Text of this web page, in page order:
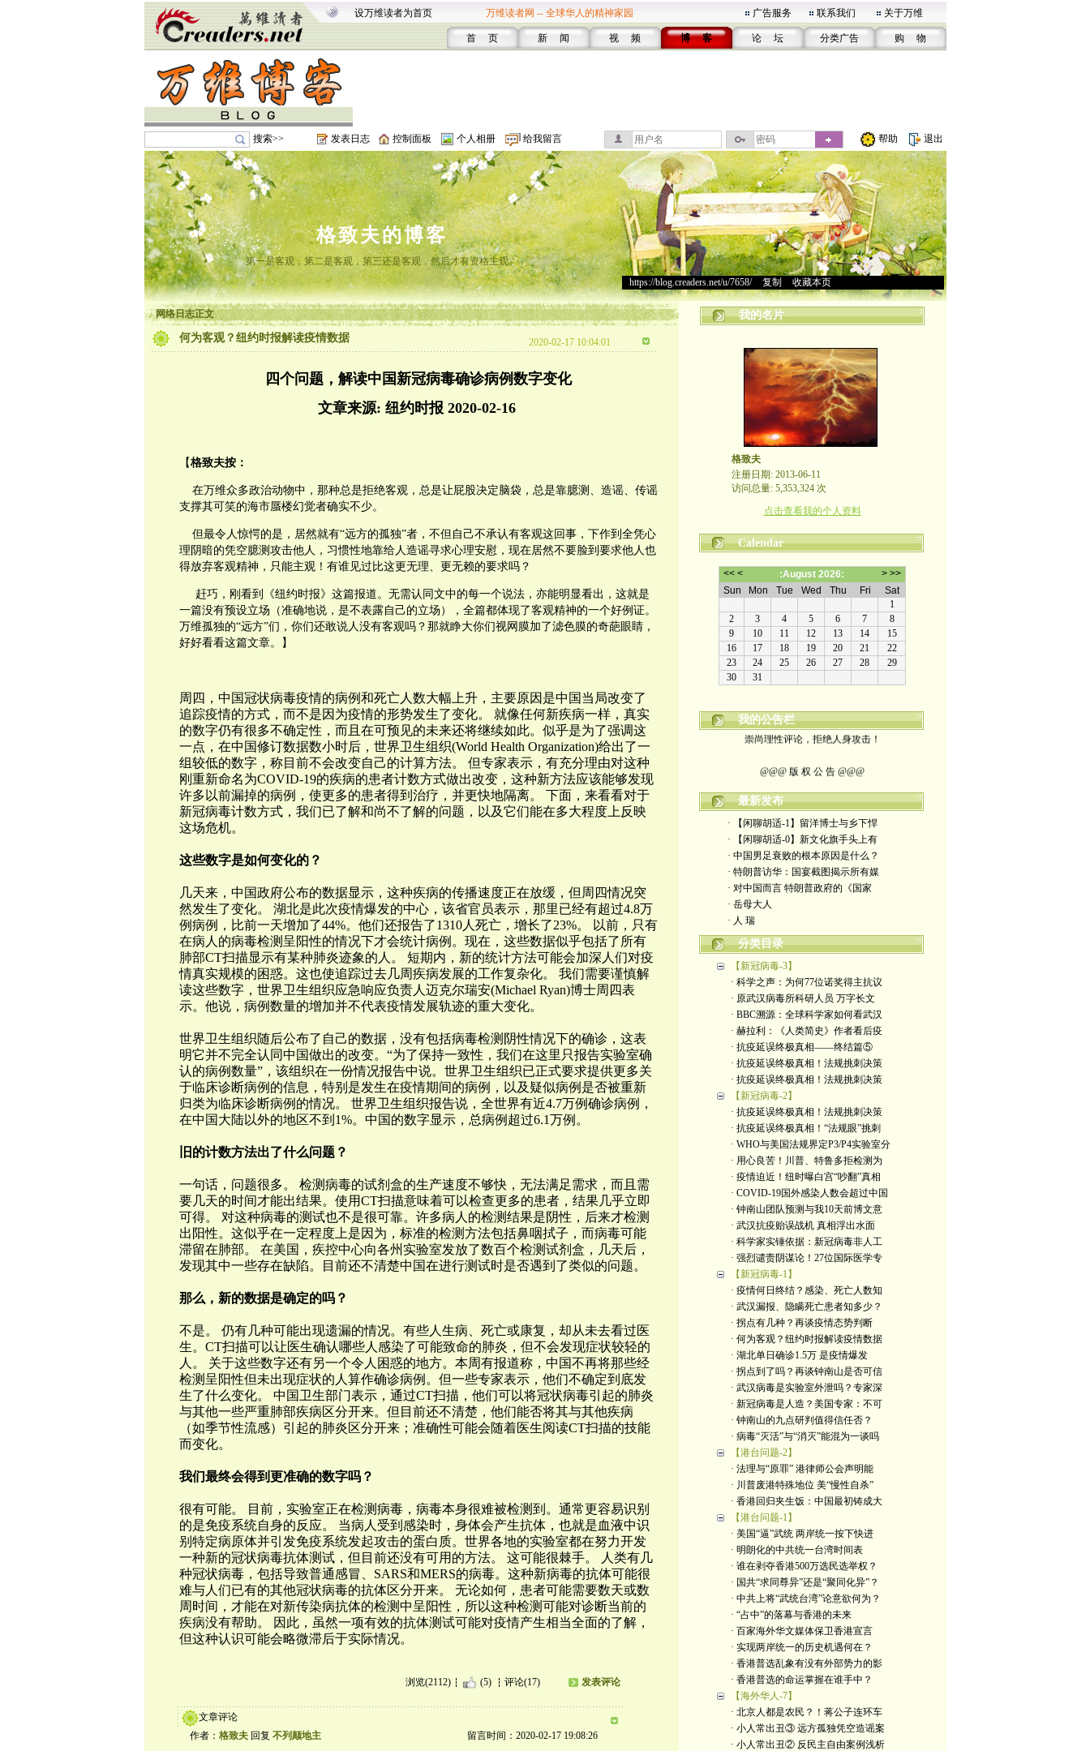
设万维读者为首页 万维读者网 -- 全球华人的精神家园 广告服务 联系我们 关于万维
首 页 新 闻 视 频 博 客 论 坛 分类广告 购 物
搜索>> 发表日志 控制面板 个人相册 给我留言 帮助 退出
格致夫的博客
第一是客观，第二是客观，第三还是客观，然后才有资格主观。
https://blog.creaders.net/u/7658/> 复制 收藏本页
网络日志正文
何为客观？纽约时报解读疫情数据 2020-02-17 10:04:01
四个问题，解读中国新冠病毒确诊病例数字变化
文章来源: 纽约时报 2020-02-16
【格致夫按：
在万维众多政治动物中，那种总是拒绝客观，总是让屁股决定脑袋，总是靠臆测、造谣、传谣
支撑其可笑的海市蜃楼幻觉者确实不少。
但最令人惊愕的是，居然就有“远方的孤独”者，不但自己不承认有客观这回事，下作到全凭心
理阴暗的凭空臆测攻击他人，习惯性地靠给人造谣寻求心理安慰，现在居然不要脸到要求他人也
得放弃客观精神，只能主观！有谁见过比这更无理、更无赖的要求吗？
赶巧，刚看到《纽约时报》这篇报道。无需认同文中的每一个说法，亦能明显看出，这就是
一篇没有预设立场（准确地说，是不表露自己的立场），全篇都体现了客观精神的一个好例证。
万维孤独的“远方”们，你们还敢说人没有客观吗？那就睁大你们视网膜加了滤色膜的奇葩眼睛，
好好看看这篇文章。】
周四，中国冠状病毒疫情的病例和死亡人数大幅上升，主要原因是中国当局改变了
追踪疫情的方式，而不是因为疫情的形势发生了变化。 就像任何新疾病一样，真实
的数字仍有很多不确定性，而且在可预见的未来还将继续如此。似乎是为了强调这
一点，在中国修订数据数小时后，世界卫生组织(World Health Organization)给出了一
组较低的数字，称目前不会改变自己的计算方法。 但专家表示，有充分理由对这种
刚重新命名为COVID-19的疾病的患者计数方式做出改变，这种新方法应该能够发现
许多以前漏掉的病例，使更多的患者得到治疗，并更快地隔离。 下面，来看看对于
新冠病毒计数方式，我们已了解和尚不了解的问题，以及它们能在多大程度上反映
这场危机。
这些数字是如何变化的？
几天来，中国政府公布的数据显示，这种疾病的传播速度正在放缓，但周四情况突
然发生了变化。 湖北是此次疫情爆发的中心，该省官员表示，那里已经有超过4.8万
例病例，比前一天增加了44%。他们还报告了1310人死亡，增长了23%。 以前，只有
在病人的病毒检测呈阳性的情况下才会统计病例。现在，这些数据似乎包括了所有
肺部CT扫描显示有某种肺炎迹象的人。 短期内，新的统计方法可能会加深人们对疫
情真实规模的困惑。这也使追踪过去几周疾病发展的工作复杂化。 我们需要谨慎解
读这些数字，世界卫生组织应急响应负责人迈克尔瑞安(Michael Ryan)博士周四表
示。他说，病例数量的增加并不代表疫情发展轨迹的重大变化。
世界卫生组织随后公布了自己的数据，没有包括病毒检测阴性情况下的确诊，这表
明它并不完全认同中国做出的改变。“为了保持一致性，我们在这里只报告实验室确
认的病例数量”，该组织在一份情况报告中说。世界卫生组织已正式要求提供更多关
于临床诊断病例的信息，特别是发生在疫情期间的病例，以及疑似病例是否被重新
归类为临床诊断病例的情况。 世界卫生组织报告说，全世界有近4.7万例确诊病例，
在中国大陆以外的地区不到1%。中国的数字显示，总病例超过6.1万例。
旧的计数方法出了什么问题？
一句话，问题很多。 检测病毒的试剂盒的生产速度不够快，无法满足需求，而且需
要几天的时间才能出结果。使用CT扫描意味着可以检查更多的患者，结果几乎立即
可得。 对这种病毒的测试也不是很可靠。许多病人的检测结果是阴性，后来才检测
出阳性。这似乎在一定程度上是因为，标准的检测方法包括鼻咽拭子，而病毒可能
滞留在肺部。 在美国，疾控中心向各州实验室发放了数百个检测试剂盒，几天后，
发现其中一些存在缺陷。目前还不清楚中国在进行测试时是否遇到了类似的问题。
那么，新的数据是确定的吗？
不是。 仍有几种可能出现遗漏的情况。有些人生病、死亡或康复，却从未去看过医
生。CT扫描可以让医生确认哪些人感染了可能致命的肺炎，但不会发现症状较轻的
人。 关于这些数字还有另一个令人困惑的地方。本周有报道称，中国不再将那些经
检测呈阳性但未出现症状的人算作确诊病例。但一些专家表示，他们不确定到底发
生了什么变化。 中国卫生部门表示，通过CT扫描，他们可以将冠状病毒引起的肺炎
与其他一些严重肺部疾病区分开来。但目前还不清楚，他们能否将其与其他疾病
（如季节性流感）引起的肺炎区分开来；准确性可能会随着医生阅读CT扫描的技能
而变化。
我们最终会得到更准确的数字吗？
很有可能。 目前，实验室正在检测病毒，病毒本身很难被检测到。通常更容易识别
的是免疫系统自身的反应。 当病人受到感染时，身体会产生抗体，也就是血液中识
别特定病原体并引发免疫系统发起攻击的蛋白质。世界各地的实验室都在努力开发
一种新的冠状病毒抗体测试，但目前还没有可用的方法。 这可能很棘手。 人类有几
种冠状病毒，包括导致普通感冒、SARS和MERS的病毒。这种新病毒的抗体可能很
难与人们已有的其他冠状病毒的抗体区分开来。 无论如何，患者可能需要数天或数
周时间，才能在对新传染病抗体的检测中呈阳性，所以这种检测可能对诊断当前的
疾病没有帮助。 因此，虽然一项有效的抗体测试可能对疫情产生相当全面的了解，
但这种认识可能会略微滞后于实际情况。
浏览(2112) (5) 评论(17) 发表评论
文章评论
作者： 格致夫回复 不列颠地主 留言时间：2020-02-17 19:08:26
我的名片
格致夫
注册日期: 2013-06-11
访问总量: 5,353,324 次
点击查看我的个人资料
Calendar
我的公告栏
崇尚理性评论，拒绝人身攻击！
本博客所发布文章，
除特别注明者外，均为原创。
转载或制作视频，
须注明如下版权信息：
作者（格致夫）和出处（万维链接）
最新发布
· 【闲聊胡适-1】留洋博士与乡下悍
· 【闲聊胡适-0】新文化旗手头上有
· 中国男足衰败的根本原因是什么？
· 特朗普访华：国宴截图揭示所有媒
· 对中国而言 特朗普政府的《国家
· 岳母大人
· 人 瑞
分类目录
【新冠病毒-3】
· 科学之声：为何77位诺奖得主抗议
· 原武汉病毒所科研人员 万字长文
· BBC溯源：全球科学家如何看武汉
· 赫拉利：《人类简史》作者看后疫
· 抗疫延误终极真相——终结篇⑤
· 抗疫延误终极真相！法规挑刺决策
· 抗疫延误终极真相！法规挑刺决策
【新冠病毒-2】
· 抗疫延误终极真相！法规挑刺决策
· 抗疫延误终极真相！“法规眼”挑刺
· WHO与美国法规界定P3/P4实验室分
· 用心良苦！川普、特鲁多拒检测为
· 疫情迫近！纽时曝白宫“吵翻”真相
· COVID-19国外感染人数会超过中国
· 钟南山团队预测与我10天前博文意
· 武汉抗疫贻误战机 真相浮出水面
· 科学家实锤依据：新冠病毒非人工
· 强烈谴责阴谋论！27位国际医学专
【新冠病毒-1】
· 疫情何日终结？感染、死亡人数知
· 武汉漏报、隐瞒死亡患者知多少？
· 拐点有几种？再谈疫情态势判断
· 何为客观？纽约时报解读疫情数据
· 湖北单日确诊1.5万 是疫情爆发
· 拐点到了吗？再谈钟南山是否可信
· 武汉病毒是实验室外泄吗？专家深
· 新冠病毒是人造？美国专家：不可
· 钟南山的九点研判值得信任否？
· 病毒“灭活”与“消灭”能混为一谈吗
【港台问题-2】
· 法理与“原罪” 港律师公会声明能
· 川普废港特殊地位 美“慢性自杀”
· 香港回归夹生饭：中国最初铸成大
【港台问题-1】
· 美国“逼”武统 两岸统一按下快进
· 明朗化的中共统一台湾时间表
· 谁在剥夺香港500万选民选举权？
· 国共“求同尊异”还是“聚同化异”？
· 中共上将“武统台湾”论意欲何为？
· “占中”的落幕与香港的未来
· 百家海外华文媒体保卫香港宣言
· 实现两岸统一的历史机遇何在？
· 香港普选乱象有没有外部势力的影
· 香港普选的命运掌握在谁手中？
【海外华人-7】
· 北京人都是农民？！蒋公子连环车
· 小人常出丑③ 远方孤独凭空造谣案
· 小人常出丑② 反民主自由案例浅析